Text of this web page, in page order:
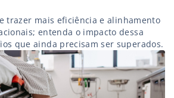
trazer mais eficiência e alinhamento
entenda o impacto dessa
que ainda precisam ser superados.